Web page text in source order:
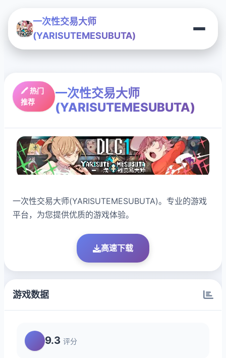
一次性交易大师
(YARISUTEMESUBUTA)
🖍️ 热门
推荐
一次性交易大师
(YARISUTEMESUBUTA)
一次性交易大师(YARISUTEMESUBUTA)。专业的游戏
平台，为您提供优质的游戏体验。
高速下载
游戏数据
9.3 评分